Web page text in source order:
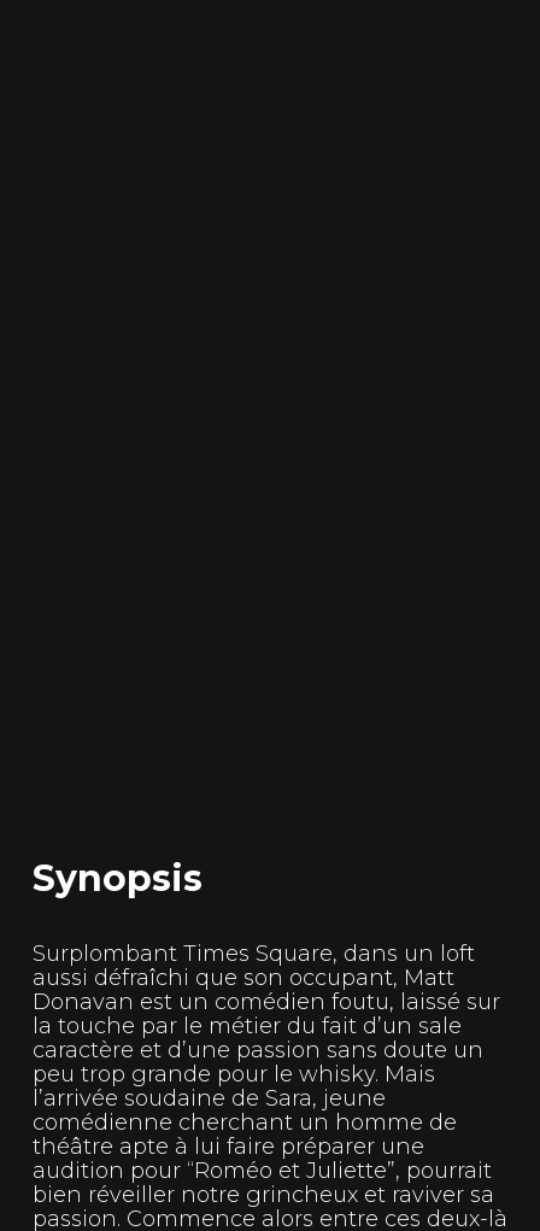
Synopsis
Surplombant Times Square, dans un loft
aussi défraîchi que son occupant, Matt
Donavan est un comédien foutu, laissé sur
la touche par le métier du fait d’un sale
caractère et d’une passion sans doute un
peu trop grande pour le whisky. Mais
l’arrivée soudaine de Sara, jeune
comédienne cherchant un homme de
théâtre apte à lui faire préparer une
audition pour “Roméo et Juliette”, pourrait
bien réveiller notre grincheux et raviver sa
passion. Commence alors entre ces deux-là